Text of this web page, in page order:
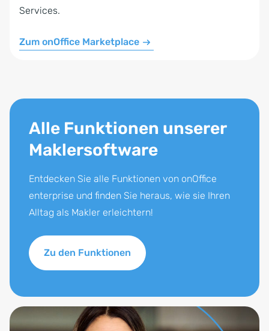
Services.
Zum onOffice Marketplace
Alle Funktionen unserer
Maklersoftware
Entdecken Sie alle Funktionen von onOffice
enterprise und finden Sie heraus, wie sie Ihren
Alltag als Makler erleichtern!
Zu den Funktionen